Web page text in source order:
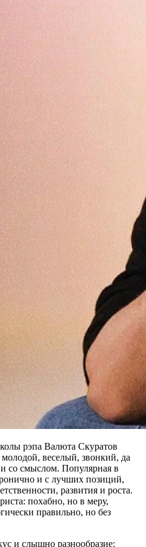
рэпа Валюта Скуратов
веселый, звонкий, да
со смыслом. Популярная в
и с лучших позиций,
развития и роста.
похабно, но в меру,
правильно, но без
и слышно разнообразие: